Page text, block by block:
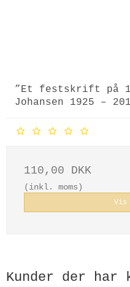
”Et festskrift på
Johansen 1925 –
110,00 DKK
(inkl. moms)
Vis
Kunder der har